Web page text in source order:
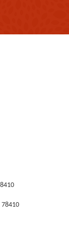
78410